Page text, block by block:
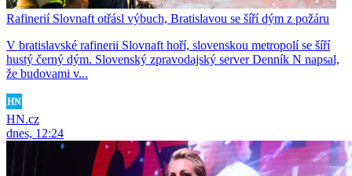
Rafinerií Slovnaft otřásl výbuch, Bratislavou se šíří dým z požáru
V bratislavské rafinerii Slovnaft hoří, slovenskou metropolí se šíří
hustý černý dým. Slovenský zpravodajský server Denník N napsal,
že budovami v...
HN.cz
dnes, 12:24